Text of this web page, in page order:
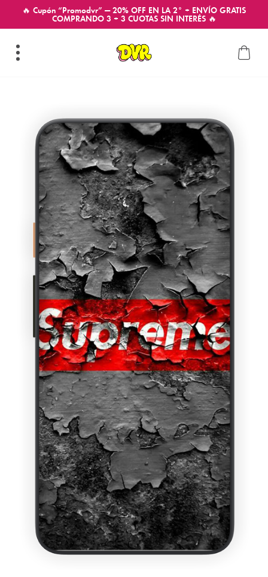
🔥 Cupón “Promodvr” — 20% OFF EN LA 2° + ENVÍO GRATIS
COMPRANDO 3 + 3 CUOTAS SIN INTERÉS 🔥